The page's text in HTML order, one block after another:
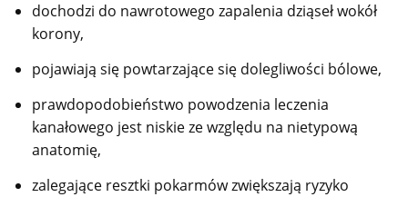
dochodzi do nawrotowego zapalenia dziąseł wokół
korony,
pojawiają się powtarzające się dolegliwości bólowe,
prawdopodobieństwo powodzenia leczenia
kanałowego jest niskie ze względu na nietypową
anatomię,
zalegające resztki pokarmów zwiększają ryzyko